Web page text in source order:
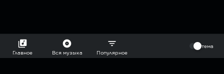
Главное Вся музыка Популярное
тема